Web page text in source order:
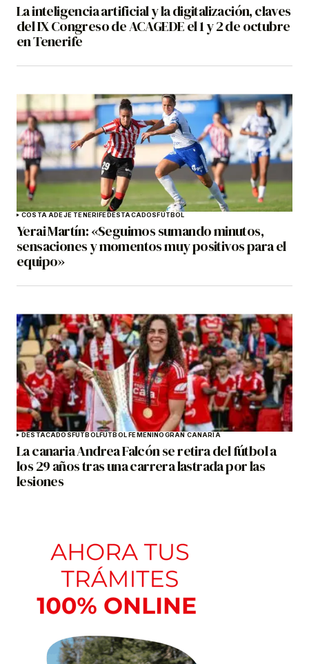
La inteligencia artificial y la digitalización, claves
del IX Congreso de ACAGEDE el 1 y 2 de octubre
en Tenerife
COSTA ADEJE TENERIFE DESTACADOS FÚTBOL
Yerai Martín: «Seguimos sumando minutos,
sensaciones y momentos muy positivos para el
equipo»
DESTACADOS FÚTBOLFÚTBOL FEMENINOGRAN CANARIA
La canaria Andrea Falcón se retira del fútbol a
los 29 años tras una carrera lastrada por las
lesiones